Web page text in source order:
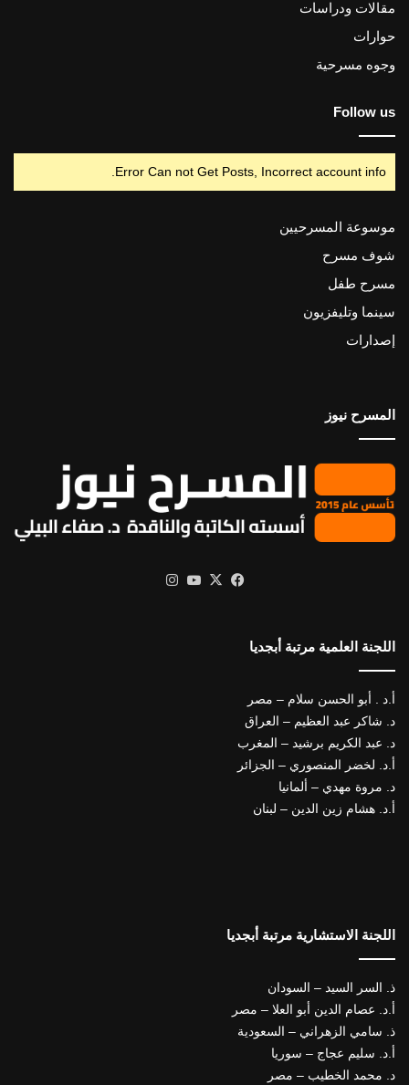
مقالات ودراسات
حوارات
وجوه مسرحية
Follow us
Error Can not Get Posts, Incorrect account info.
موسوعة المسرحيين
شوف مسرح
مسرح طفل
سينما وتليفزيون
إصدارات
المسرح نيوز
فيسبوك
X يوتيوب
اللجنة العلمية مرتبة أبجديا
أ.د . أبو الحسن سلام – مصر
د. شاكر عبد العظيم – العراق
د. عبد الكريم برشيد – المغرب
أ.د. لخضر المنصوري – الجزائر
د. مروة مهدي – ألمانيا
أ.د. هشام زين الدين – لبنان
اللجنة الاستشارية مرتبة أبجديا
ذ. السر السيد – السودان
أ.د. عصام الدين أبو العلا – مصر
ذ. سامي الزهراني – السعودية
أ.د. سليم عجاج – سوريا
د. محمد الخطيب – مصر